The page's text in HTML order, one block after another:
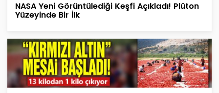
NASA Yeni Görüntülediği Keşfi Açıkladı! Plüton
Yüzeyinde Bir İlk